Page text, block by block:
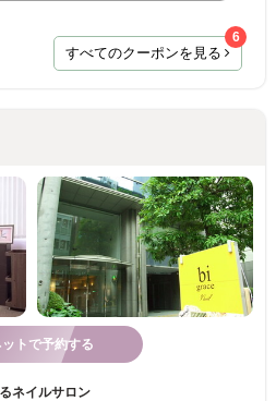
すべてのクーポンを見る
6
ットで予約する
ネイルサロン